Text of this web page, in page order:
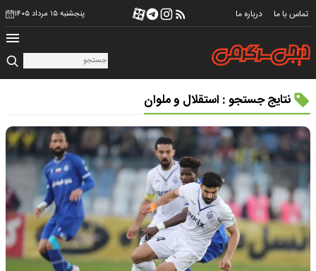
تماس با ما درباره ما پنجشنبه ۱۵ مرداد ۱۴۰۵
نتایج جستجو : استقلال و ملوان